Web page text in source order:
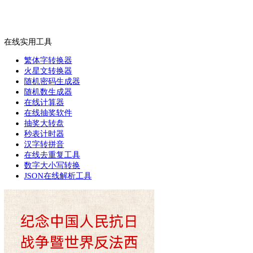
在线实用工具
繁体字转换器
火星文转换器
随机密码生成器
随机数生成器
在线计算器
在线抽奖软件
抽奖大转盘
秒表计时器
汉字转拼音
在线去重复工具
数字大小写转换
JSON在线解析工具